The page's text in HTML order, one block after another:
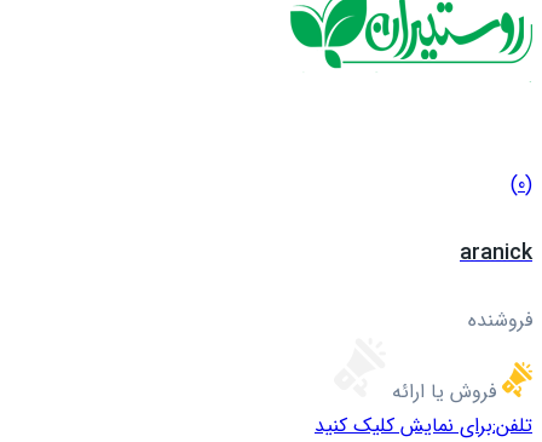
(0)
aranick
فروشنده
فروش یا ارائه
تلفن:برای نمایش کلیک کنید